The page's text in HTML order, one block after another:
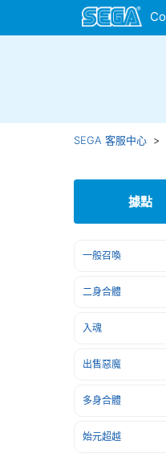
SEGA 客服中心
據點
一般召喚
二身合體
入魂
出售惡魔
多身合體
始元超越